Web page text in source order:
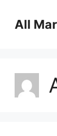
content
All